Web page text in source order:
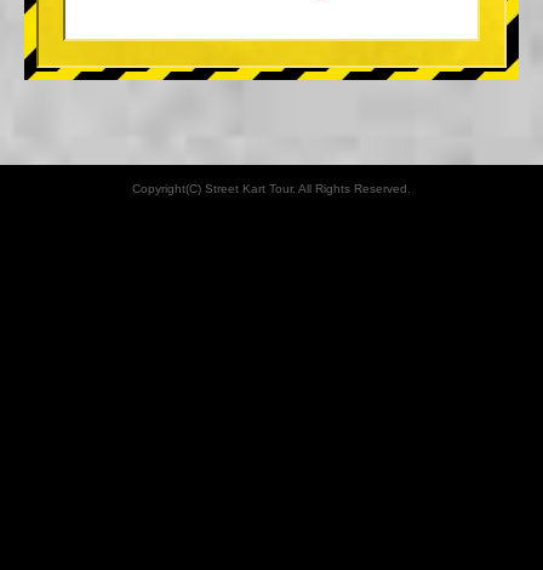
Copyright(C) Street Kart Tour. All Rights Reserved.